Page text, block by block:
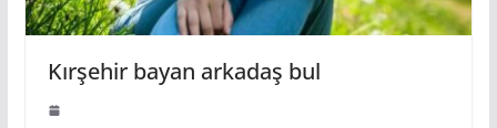
Kırşehir bayan arkadaş bul